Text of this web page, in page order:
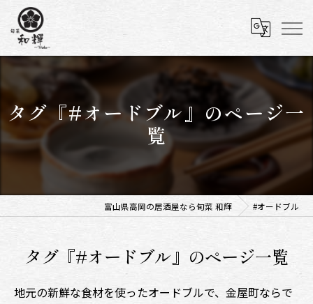
タグ『#オードブル』のページ一
覧
富山県高岡の居酒屋なら旬菜 和輝 #オードブル
タグ『#オードブル』のページ一覧
地元の新鮮な食材を使ったオードブルで、金屋町ならで